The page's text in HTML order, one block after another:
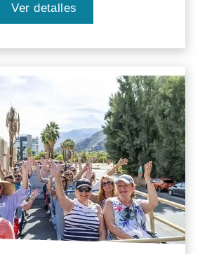
Ver detalles